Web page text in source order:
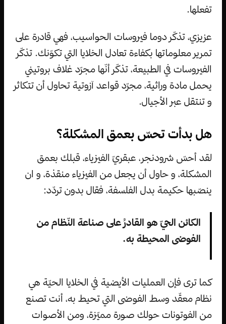
تفعلها.
عزيزي، تذكّر دوما فيروسات الحواسيب، فهي قادرة على
تمرير معلوماتها بكفاءة تعادل الخلايا التي تكوّنك. تذكّر
الفيروسات في الطبيعة، تذكّر أنّها مجرّد غلاف بروتيني
يحمل مادة وراثية، مجرّد قواعد آزوتية تحاول أن تتكاثر
و تنتقل عبر الأجيال.
هل بدأت تحسّ بعمق المشكلة؟
لقد أحسّ شرودنجر، عبقريّ الفيزياء، قبلك بعمق
المشكلة، و حاول أن يجعل من الفيزياء منقذة، و ان
ينصّبها حكيمة بدل الفلسفة، فقال بدون تردّد:
الكائن الحيّ هو القادرُ على صناعة النّظام من
الفوضى المحيطة به.
كما ترى فإن العمليات الأيضية في الخلايا الحيّة هي
نظام معقّد وسط الفوضى التي تحيط به، أنت تصنع
من الفوتونات حولك صورة مميّزة، ومن الأصوات